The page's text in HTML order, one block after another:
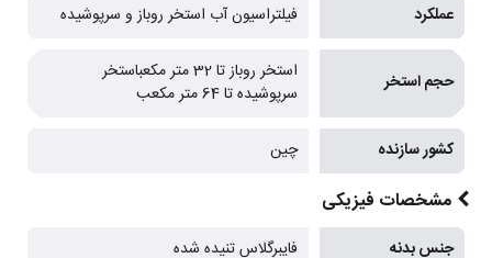
عملکرد فیلتراسیون آب استخر روباز و سرپوشیده
حجم استخر
استخر روباز تا 32 متر مکعباستخر
سرپوشیده تا 64 متر مکعب
کشور سازنده چین
مشخصات فیزیکی
جنس بدنه فایبرگلاس تنیده شده